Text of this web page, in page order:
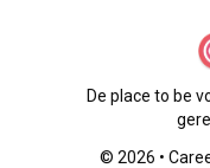
De place to be
© 2026 •